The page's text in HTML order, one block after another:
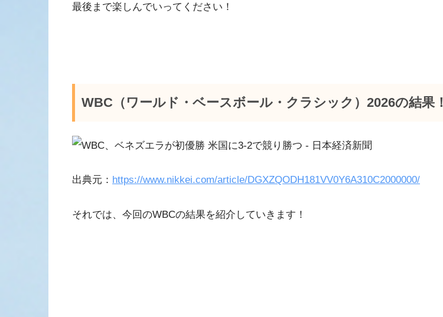
最後まで楽しんでいってください！
WBC（ワールド・ベースボール・クラシック）2026の結果！
出典元： https://www.nikkei.com/article/DGXZQODH181VV0Y6A310C2000000/
それでは、今回のWBCの結果を紹介していきます！